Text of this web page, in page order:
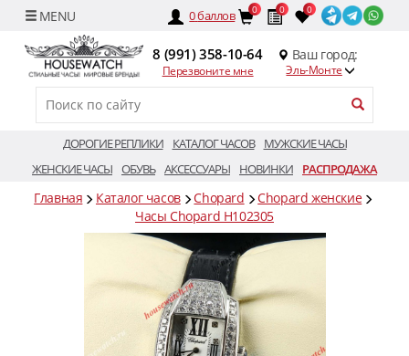
0баллов 0 0 0
8 (991) 358-10-64
Перезвоните мне
Ваш город:
Эль-Монте
ДОРОГИЕ РЕПЛИКИ КАТАЛОГ ЧАСОВ
МУЖСКИЕ ЧАСЫ
ЖЕНСКИЕ ЧАСЫ ОБУВЬ АКСЕССУАРЫ НОВИНКИ РАСПРОДАЖА
Главная Каталог часов Chopard
Chopard женские
Часы Chopard H102305